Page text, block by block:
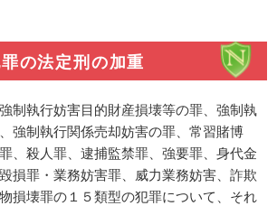
の法定刑の加重
制執行妨害目的財産損壊等の罪、強制執
強制執行関係売却妨害の罪、常習賭博
、殺人罪、逮捕監禁罪、強要罪、身代金
損罪・業務妨害罪、威力業務妨害、詐欺
損壊罪の１５類型の犯罪について、それ